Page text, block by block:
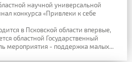
научной универсальной
конкурса «Привлеки к себе
в Псковской области впервые,
областной Государственный
мероприятия - поддержка малых...